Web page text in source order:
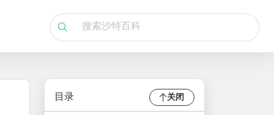
目录 关闭